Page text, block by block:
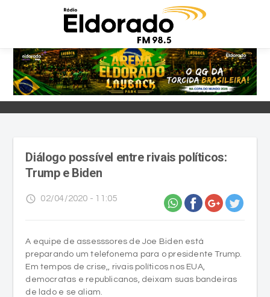
Diálogo possível entre rivais políticos:
Trump e Biden
access_time 02/04/2020 - 11:05
A equipe de assesssores de Joe Biden está
preparando um telefonema para o presidente Trump.
Em tempos de crise,, rivais políticos nos EUA,
democratas e republicanos, deixam suas bandeiras
de lado e se aliam.